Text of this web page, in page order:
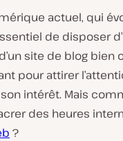
actuel, qui
de disposer
site de blog bien
pour attirer
intérêt. Mais
des heures
?